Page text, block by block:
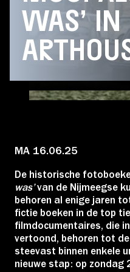
Educatie
Over
Nieuws
Account
Volg ons op:
WAS’ IN
MA 16.06.25
De historische
was’van de Nijmeegse
behoren al enige jaren
fictie boeken in de top
filmdocumentaires, die
vertoond, behoren tot
steevast binnen enkele
nieuwe stap: op zondag